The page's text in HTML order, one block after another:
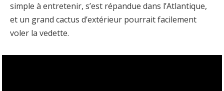
simple à entretenir, s’est répandue dans l’Atlantique,
et un grand cactus d’extérieur pourrait facilement
voler la vedette.